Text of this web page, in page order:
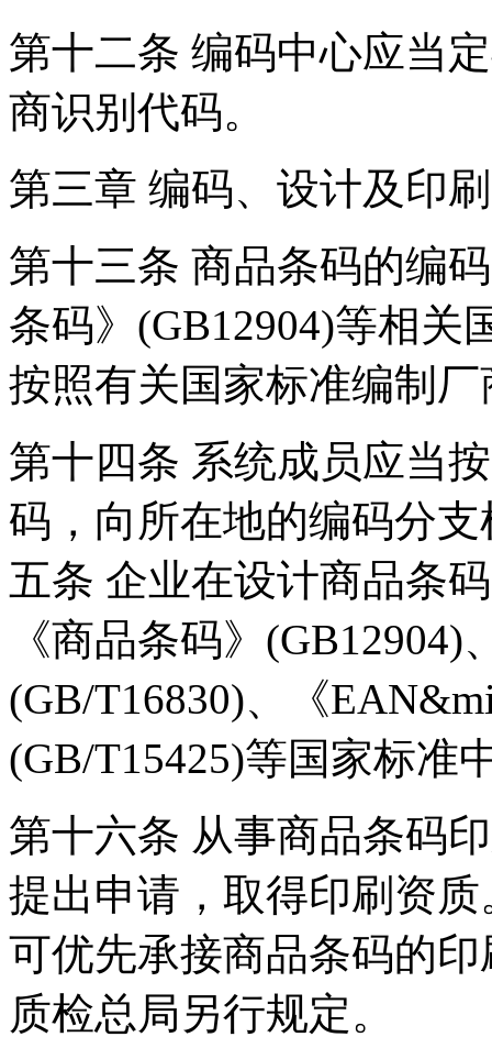
第十二条 编码中心应当
商识别代码。
第三章 编码、设计及
第十三条 商品条码的编
条码》(GB12904)等相关
按照有关国家标准编制
第十四条 系统成员应当
码，向所在地的编码分
五条 企业在设计商品条
《商品条码》
(GB/T16830)、《
(GB/T15425)等国家标
第十六条 从事商品条码
提出申请，取得印刷资
可优先承接商品条码的
质检总局另行规定。